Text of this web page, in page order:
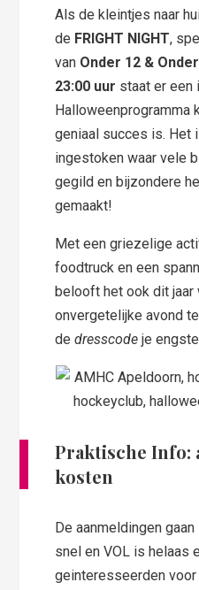
Als de kleintjes naar
de FRIGHT NIGHT,
van Onder 12 &
23:00 uur staat er een
Halloweenprogramma
geniaal succes is. Het
ingestoken waar vele
gegild en bijzondere
gemaakt!
Met een griezelige
foodtruck en een
belooft het ook dit jaar
onvergetelijke avond
dedresscode je
Praktische Info:
kosten
De aanmeldingen
snel en VOL is helaas
geinteresseerden